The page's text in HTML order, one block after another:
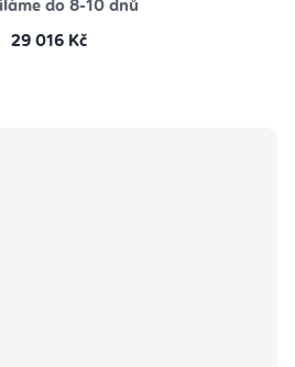
do 8-10 dnů
29 016 Kč